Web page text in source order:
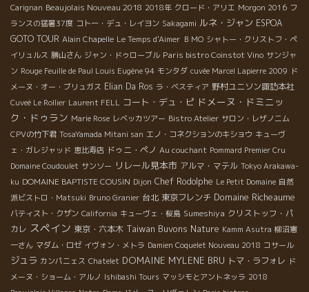
Carignan Beaujolais Nouveau 2018 2018年 クロード・アリエ Morgon 2016 フ
ランスの猛暑37度 コトー・デュ・レイヨン Sakagami ルネ・ジャン ESPOA
GOTO TOUR Alain Chapelle Le Temps d'Aimer ＢＭО シャトー・クリストフ・ペ
イリュルス 勝山さん ジャン・ドゥローブル Paris bistro Coinstot Vino サンジャ
ン Rouge Feuille de Paul Louis Eugène 94 モンタダ cuvée Marcel Lapierre 2009 ド
メーヌ・オー・ブリュガス Elian Da Ros ラ・ベスティア 野村ユニソン諏訪本社
Cuveé Le Rollier Laurent FELL コート・デュ・ピ ドメーヌ・ドミニッ
ク・ドゥラン Marie Rose レベッカツアー Bistro Atelier サロン・レザノニム
CPVの竹下君 TosaYamada Mitani san エノ・コネクションのキショウ キューヴ
ェ・ガレジャッド 恵比寿店 ドゥニ・ペノ Au couchant Pommard Premier Cru
Domaine Coudoulet サンソー リレール見本市 アルマ・マテル Tokyo Arakawa-
ku DOMAINE BAPTISTE COUSIN Dijon Chef Rodolphe Le Petit Domaine 自然
派ビストロ・Matsuki Bruno Granier 台北 東京フレンチ Domaine Richeaume
バティスト・クザン California キューヴェ・桜島 Sumeshiya クリストッフ・パ
カレ スペイン 東京・六本木 Taiwan Buvons Nature Kamm Asutra 柳沼憲
一さん マダム・ロゼ イヴォン・メトラ Damien Coquelet Nouveau 2018 コサール
ジュラ カンパニェス Chatelet DOMAINE MYLENE BRU トマ・ラフォレ ド
メーヌ・ショーム・アルノ Ishibashi Tours マッシモとアントネッラ 2018